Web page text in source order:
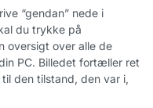
“gendan” nede i
du trykke på
oversigt over alle de
PC. Billedet fortæller ret
den tilstand, den var i,